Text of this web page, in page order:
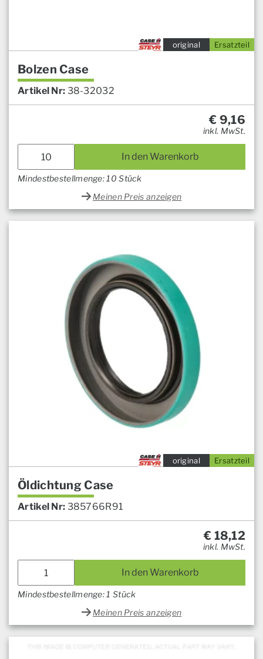
Ersatzteil
original
Bolzen Case
Artikel Nr: 38-32032
€ 9,16
inkl. MwSt.
In den Warenkorb
Mindestbestellmenge: 10 Stück
Meinen Preis anzeigen
Ersatzteil
original
Öldichtung Case
Artikel Nr: 385766R91
€ 18,12
inkl. MwSt.
In den Warenkorb
Mindestbestellmenge: 1 Stück
Meinen Preis anzeigen